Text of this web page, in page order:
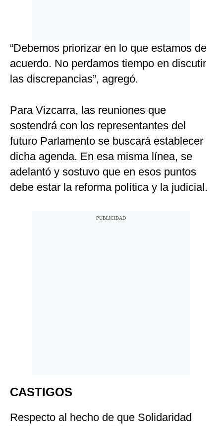
“Debemos priorizar en lo que estamos de
acuerdo. No perdamos tiempo en discutir
las discrepancias”, agregó.
Para Vizcarra, las reuniones que
sostendrá con los representantes del
futuro Parlamento se buscará establecer
dicha agenda. En esa misma línea, se
adelantó y sostuvo que en esos puntos
debe estar la reforma política y la judicial.
CASTIGOS
Respecto al hecho de que Solidaridad